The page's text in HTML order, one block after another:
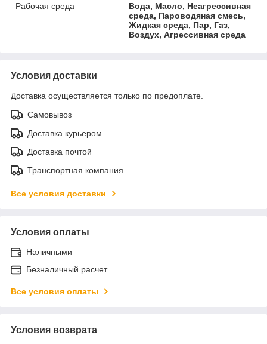
Рабочая среда
Вода, Масло, Неагрессивная
среда, Пароводяная смесь,
Жидкая среда, Пар, Газ,
Воздух, Агрессивная среда
Условия доставки
Доставка осуществляется только по предоплате.
Самовывоз
Доставка курьером
Доставка почтой
Транспортная компания
Все условия доставки
Условия оплаты
Наличными
Безналичный расчет
Все условия оплаты
Условия возврата